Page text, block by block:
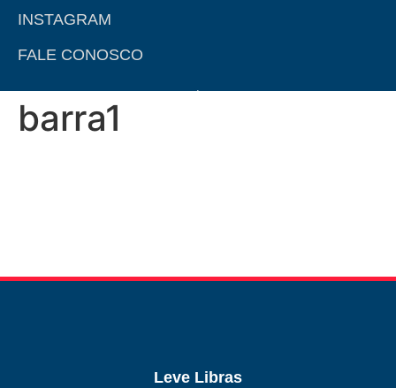
INSTAGRAM
FALE CONOSCO
barra1
Leve Libras